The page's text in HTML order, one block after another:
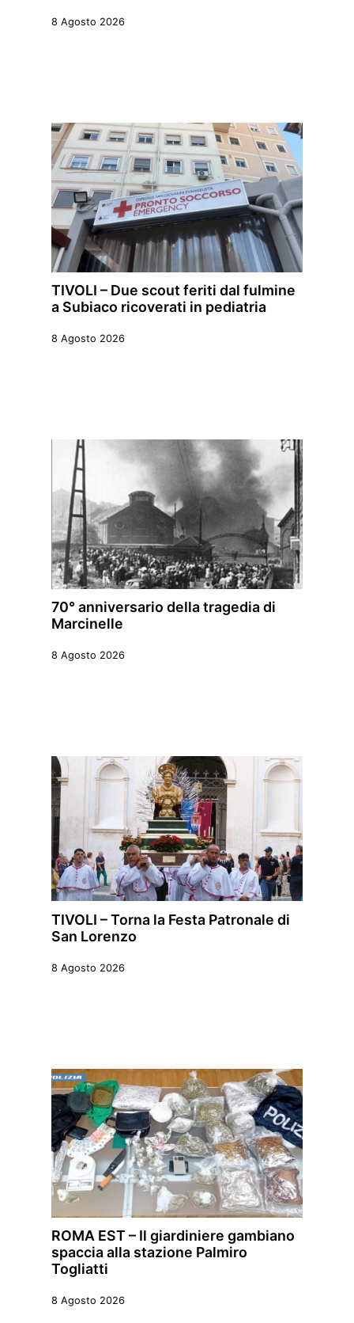
8 Agosto 2026
TIVOLI – Due scout feriti dal fulmine
a Subiaco ricoverati in pediatria
8 Agosto 2026
70° anniversario della tragedia di
Marcinelle
8 Agosto 2026
TIVOLI – Torna la Festa Patronale di
San Lorenzo
8 Agosto 2026
ROMA EST – Il giardiniere gambiano
spaccia alla stazione Palmiro
Togliatti
8 Agosto 2026